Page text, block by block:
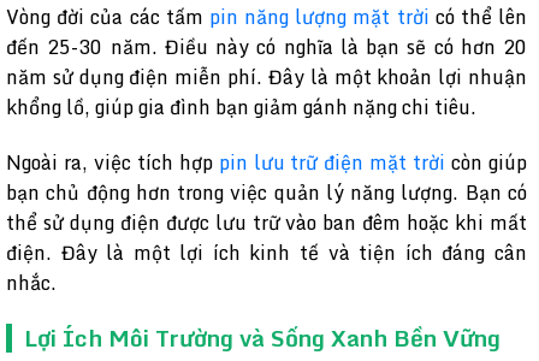
Vòng đời của các tấm pin năng lượng mặt trời có thể lên
đến 25-30 năm. Điều này có nghĩa là bạn sẽ có hơn 20
năm sử dụng điện miễn phí. Đây là một khoản lợi nhuận
khổng lồ, giúp gia đình bạn giảm gánh nặng chi tiêu.
Ngoài ra, việc tích hợp pin lưu trữ điện mặt trời còn giúp
bạn chủ động hơn trong việc quản lý năng lượng. Bạn có
thể sử dụng điện được lưu trữ vào ban đêm hoặc khi mất
điện. Đây là một lợi ích kinh tế và tiện ích đáng cân
nhắc.
Lợi Ích Môi Trường và Sống Xanh Bền Vững